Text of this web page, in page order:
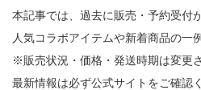
本記事では、過去に販売・予約受付
人気コラボアイテムや新着商品の一
※販売状況・価格・発送時期は変更
最新情報は必ず公式サイトをご確認